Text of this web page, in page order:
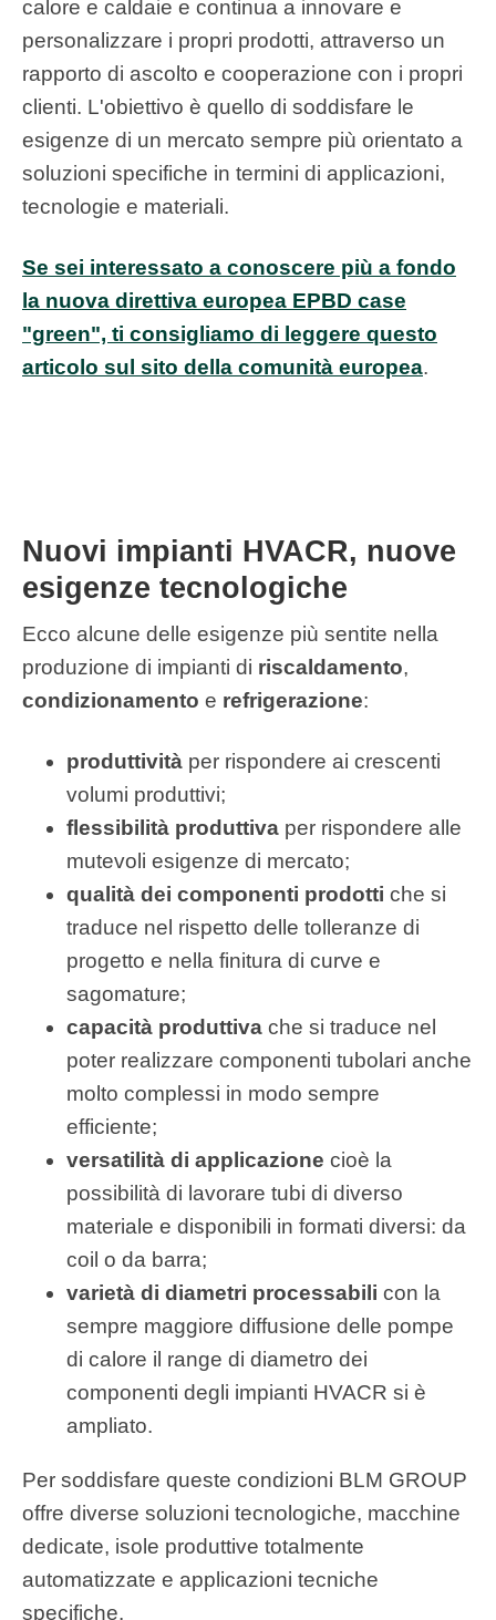
calore e caldaie e continua a innovare e
personalizzare i propri prodotti, attraverso un
rapporto di ascolto e cooperazione con i propri
clienti. L'obiettivo è quello di soddisfare le
esigenze di un mercato sempre più orientato a
soluzioni specifiche in termini di applicazioni,
tecnologie e materiali.
Se sei interessato a conoscere più a fondo
la nuova direttiva europea EPBD case
"green", ti consigliamo di leggere questo
articolo sul sito della comunità europea.
Nuovi impianti HVACR, nuove
esigenze tecnologiche
Ecco alcune delle esigenze più sentite nella
produzione di impianti di riscaldamento,
condizionamento e refrigerazione:
produttività per rispondere ai crescenti
volumi produttivi;
flessibilità produttiva per rispondere alle
mutevoli esigenze di mercato;
qualità dei componenti prodotti che si
traduce nel rispetto delle tolleranze di
progetto e nella finitura di curve e
sagomature;
capacità produttiva che si traduce nel
poter realizzare componenti tubolari anche
molto complessi in modo sempre
efficiente;
versatilità di applicazione cioè la
possibilità di lavorare tubi di diverso
materiale e disponibili in formati diversi: da
coil o da barra;
varietà di diametri processabili con la
sempre maggiore diffusione delle pompe
di calore il range di diametro dei
componenti degli impianti HVACR si è
ampliato.
Per soddisfare queste condizioni BLM GROUP
offre diverse soluzioni tecnologiche, macchine
dedicate, isole produttive totalmente
automatizzate e applicazioni tecniche
specifiche.